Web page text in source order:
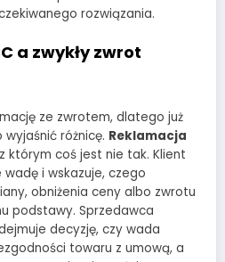
rozwiązania.
a zwykły zwrot
ze zwrotem, dlatego już
różnicę. Reklamacja
którym coś jest nie tak. Klient
wadę i wskazuje, czego
obniżenia ceny albo zwrotu
podstawy. Sprzedawca
decyzję, czy wada
towaru z umową, a